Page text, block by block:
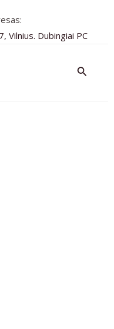
Vilnius. Dubingiai PC
Paieška